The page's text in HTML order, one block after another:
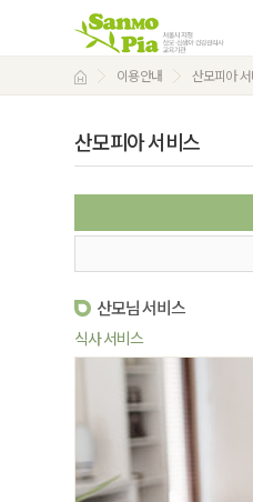
이용안내 산모피아
산모피아 서비스
산모님 서비스
식사 서비스